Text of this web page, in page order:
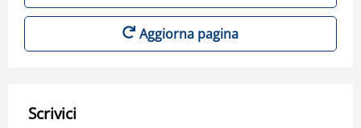
Aggiorna pagina
Scrivici